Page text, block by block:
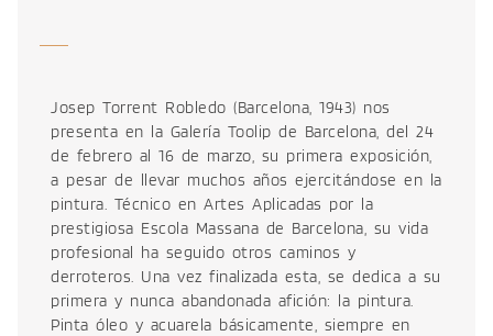
Josep Torrent Robledo (Barcelona, 1943) nos
presenta en la Galería Toolip de Barcelona, del 24
de febrero al 16 de marzo, su primera exposición,
a pesar de llevar muchos años ejercitándose en la
pintura. Técnico en Artes Aplicadas por la
prestigiosa Escola Massana de Barcelona, su vida
profesional ha seguido otros caminos y
derroteros. Una vez finalizada esta, se dedica a su
primera y nunca abandonada afición: la pintura.
Pinta óleo y acuarela básicamente, siempre en